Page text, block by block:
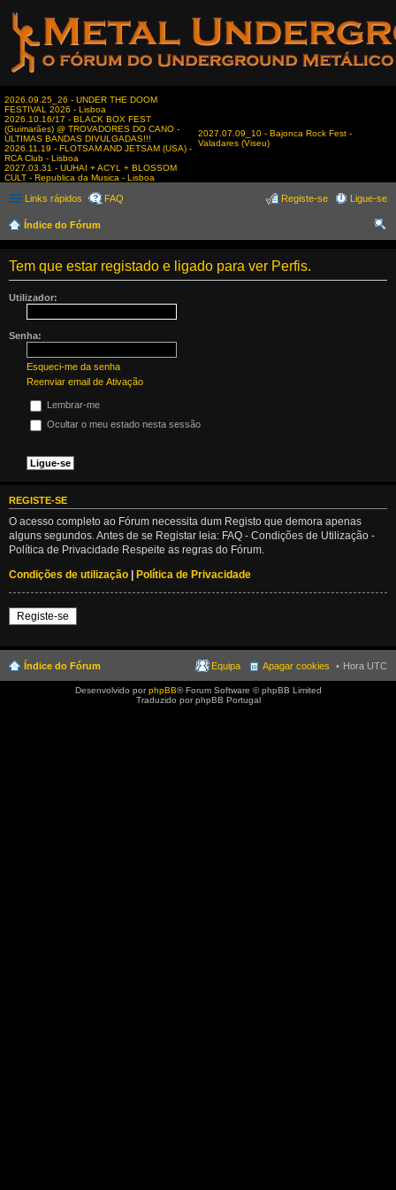
2026.09.25_26 - UNDER THE DOOM
FESTIVAL 2026 - Lisboa
2026.10.16/17 - BLACK BOX FEST
(Guimarães) @ TROVADORES DO CANO -
ÚLTIMAS BANDAS DIVULGADAS!!!
2026.11.19 - FLOTSAM AND JETSAM (USA) -
RCA Club - Lisboa
2027.03.31 - UUHAI + ACYL + BLOSSOM
CULT - Republica da Musica - Lisboa
2027.07.09_10 - Bajonca Rock Fest -
Valadares (Viseu)
Links rápidos FAQ Ligue-se
Registe-se
Índice do Fórum
Tem que estar registado e ligado para ver Perfis.
Utilizador:
Senha:
Esqueci-me da senha
Reenviar email de Ativação
Lembrar-me
Ocultar o meu estado nesta sessão
REGISTE-SE
O acesso completo ao Fórum necessita dum Registo que demora apenas
alguns segundos. Antes de se Registar leia: FAQ - Condições de Utilização -
Política de Privacidade Respeite as regras do Fórum.
Condições de utilização | Política de Privacidade
Registe-se
Índice do Fórum Hora UTC
Apagar cookies
Equipa
Desenvolvido porphpBB® Forum Software © phpBB Limited
Traduzido por phpBB Portugal